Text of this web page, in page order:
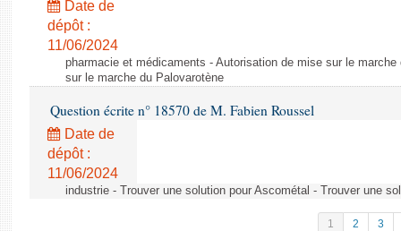
Date de
dépôt :
11/06/2024
pharmacie et médicaments - Autorisation de mise sur le
sur le marche du Palovarotène
Question écrite n° 18570 de M. Fabien Roussel
Date de
dépôt :
11/06/2024
industrie - Trouver une solution pour Ascométal - Trouver une
1 2 3